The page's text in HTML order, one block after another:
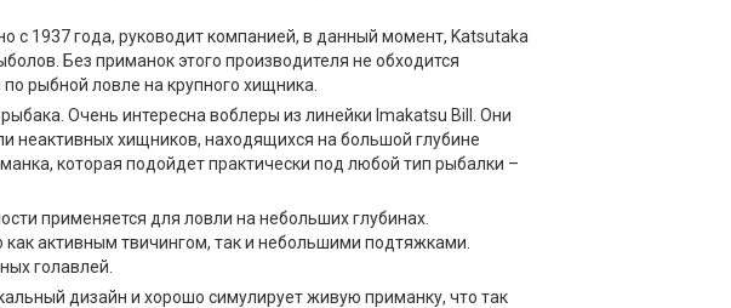
с 1937 года, руководит компанией, в данный момент, Katsutaka
Без приманок этого производителя не обходится
рыбной ловле на крупного хищника.
Очень интересна воблеры из линейки Imakatsu Bill. Они
неактивных хищников, находящихся на большой глубине
которая подойдет практически под любой тип рыбалки –
применяется для ловли на небольших глубинах.
активным твичингом, так и небольшими подтяжками.
голавлей.
дизайн и хорошо симулирует живую приманку, что так